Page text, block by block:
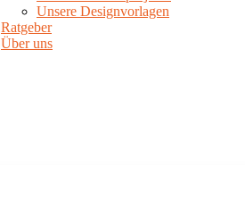
Unsere Designvorlagen
Ratgeber
Über uns